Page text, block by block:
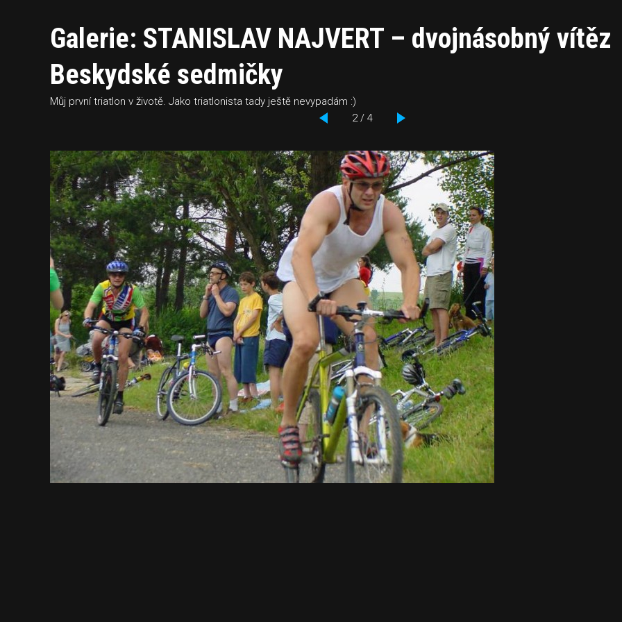
Galerie: STANISLAV NAJVERT – dvojnásobný vítěz
Beskydské sedmičky
Můj první triatlon v životě. Jako triatlonista tady ještě nevypadám :)
2 / 4